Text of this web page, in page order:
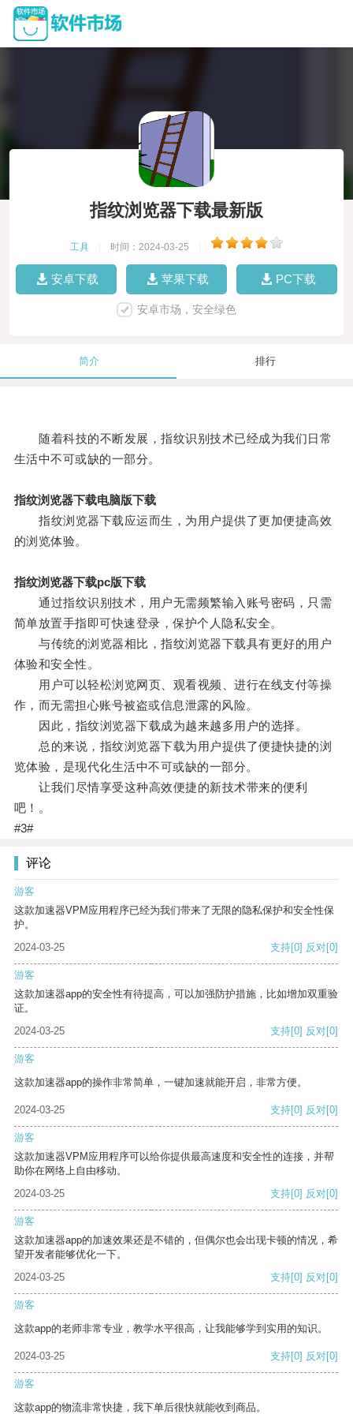
指纹浏览器下载最新版
工具 时间：2024-03-25
安卓下载 苹果下载 PC下载
安卓市场，安全绿色
简介 排行
随着科技的不断发展，指纹识别技术已经成为我们日常
生活中不可或缺的一部分。
指纹浏览器下载电脑版下载
指纹浏览器下载应运而生，为用户提供了更加便捷高效
的浏览体验。
指纹浏览器下载pc版下载
通过指纹识别技术，用户无需频繁输入账号密码，只需
简单放置手指即可快速登录，保护个人隐私安全。
与传统的浏览器相比，指纹浏览器下载具有更好的用户
体验和安全性。
用户可以轻松浏览网页、观看视频、进行在线支付等操
作，而无需担心账号被盗或信息泄露的风险。
因此，指纹浏览器下载成为越来越多用户的选择。
总的来说，指纹浏览器下载为用户提供了便捷快捷的浏
览体验，是现代化生活中不可或缺的一部分。
让我们尽情享受这种高效便捷的新技术带来的便利
吧！。
#3#
评论
游客
这款加速器VPM应用程序已经为我们带来了无限的隐私保护和安全性保
护。
2024-03-25
支持[0] 反对[0]
游客
这款加速器app的安全性有待提高，可以加强防护措施，比如增加双重验
证。
2024-03-25
支持[0] 反对[0]
游客
这款加速器app的操作非常简单，一键加速就能开启，非常方便。
2024-03-25 支持[0] 反对[0]
游客
这款加速器VPM应用程序可以给你提供最高速度和安全性的连接，并帮
助你在网络上自由移动。
2024-03-25
支持[0] 反对[0]
游客
这款加速器app的加速效果还是不错的，但偶尔也会出现卡顿的情况，希
望开发者能够优化一下。
2024-03-25
支持[0] 反对[0]
游客
这款app的老师非常专业，教学水平很高，让我能够学到实用的知识。
2024-03-25 支持[0] 反对[0]
游客
这款app的物流非常快捷，我下单后很快就能收到商品。